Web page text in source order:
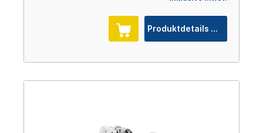
Produktdetails